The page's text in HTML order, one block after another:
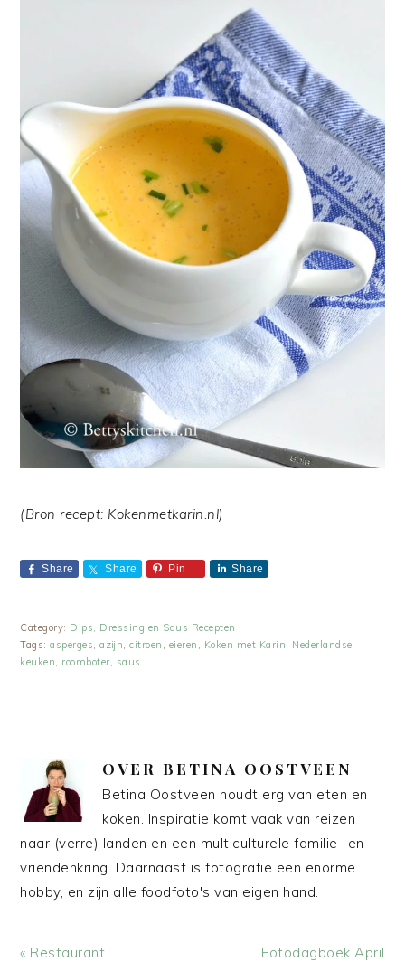
(Bron recept: Kokenmetkarin.nl)
Share Share Pin Share
Category: Dips, Dressing en Saus Recepten
Tags:asperges ,azijn ,citroen eieren Koken met Karin
Nederlandse
keuken
roomboter saus
OVER BETINA OOSTVEEN
Betina Oostveen houdt erg van eten en
koken. Inspiratie komt vaak van reizen
naar (verre) landen en een multiculturele familie- en
vriendenkring. Daarnaast is fotografie een enorme
hobby, en zijn alle foodfoto's van eigen hand.
Vorig
« Restaurant
Volgend
Fotodagboek April